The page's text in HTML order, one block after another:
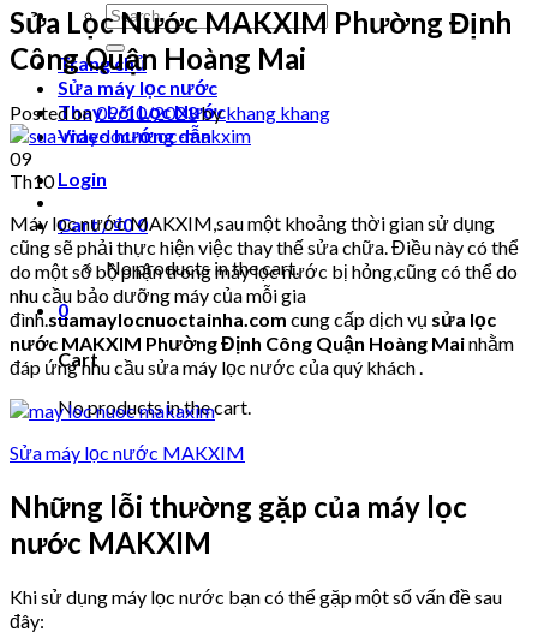
Search
for:
Trang chủ
Sửa máy lọc nước
Thay Lõi Lọc Nước
Video hướng dẫn
Login
Cart /₫00
No products in the cart.
0
Cart
No products in the cart.
Sửa Lọc Nước MAKXIM Phường Định
Công Quận Hoàng Mai
Posted on09/10/2023bykhang khang
09
Th10
Máy lọc nước MAKXIM,sau một khoảng thời gian sử dụng
cũng sẽ phải thực hiện việc thay thế sửa chữa. Điều này có thể
do một số bộ phận trong máy lọc nước bị hỏng,cũng có thể do
nhu cầu bảo dưỡng máy của mỗi gia
đình.suamaylocnuoctainha.com cung cấp dịch vụ sửa lọc
nước MAKXIM Phường Định Công Quận Hoàng Mainhằm
đáp ứng nhu cầu sửa máy lọc nước của quý khách .
Sửa máy lọc nước MAKXIM
Những lỗi thường gặp của máy lọc
nước MAKXIM
Khi sử dụng máy lọc nước bạn có thể gặp một số vấn đề sau
đây: